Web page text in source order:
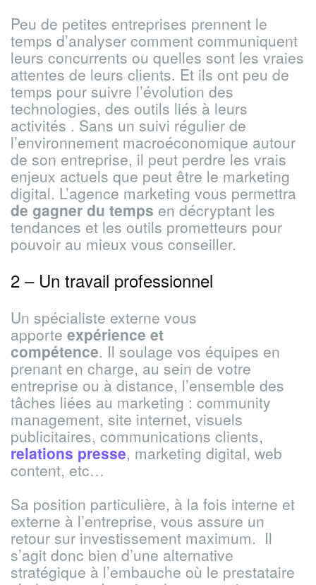
Peu de petites entreprises prennent le
temps d’analyser comment communiquent
leurs concurrents ou quelles sont les vraies
attentes de leurs clients. Et ils ont peu de
temps pour suivre l’évolution des
technologies, des outils liés à leurs
activités . Sans un suivi régulier de
l’environnement macroéconomique autour
de son entreprise, il peut perdre les vrais
enjeux actuels que peut être le marketing
digital. L’agence marketing vous permettra
de gagner du temps en décryptant les
tendances et les outils prometteurs pour
pouvoir au mieux vous conseiller.
2 – Un travail professionnel
Un spécialiste externe vous
apporte expérience et
compétence. Il soulage vos équipes en
prenant en charge, au sein de votre
entreprise ou à distance, l’ensemble des
tâches liées au marketing : community
management, site internet, visuels
publicitaires, communications clients,
relations presse, marketing digital, web
content, etc…
Sa position particulière, à la fois interne et
externe à l’entreprise, vous assure un
retour sur investissement maximum. Il
s’agit donc bien d’une alternative
stratégique à l’embauche où le prestataire